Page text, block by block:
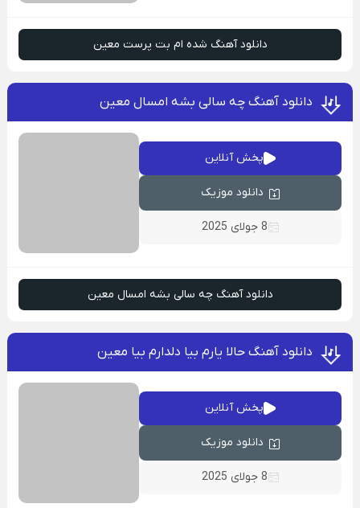
دانلود آهنگ شده ام بت پرست معین
دانلود آهنگ چه سالی بشه امسال معین
پخش آنلاین
دانلود موزیک
8 جولای 2025
دانلود آهنگ چه سالی بشه امسال معین
دانلود آهنگ حالا یارم بیا دلدارم بیا معین
پخش آنلاین
دانلود موزیک
8 جولای 2025